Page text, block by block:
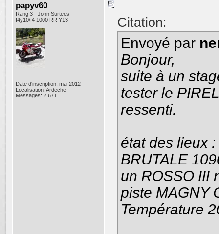
papyv60
Rang 3 - John Surtees
f4y10/f4 1000 RR Y13
Date d'inscription: mai 2012
Localisation: Ardeche
Messages: 2 671
Citation:
Envoyé par
Bonjour,
suite à un
tester le
ressenti.
état des lieux :
BRUTALE
un ROSSO III
piste MAGNY
Température